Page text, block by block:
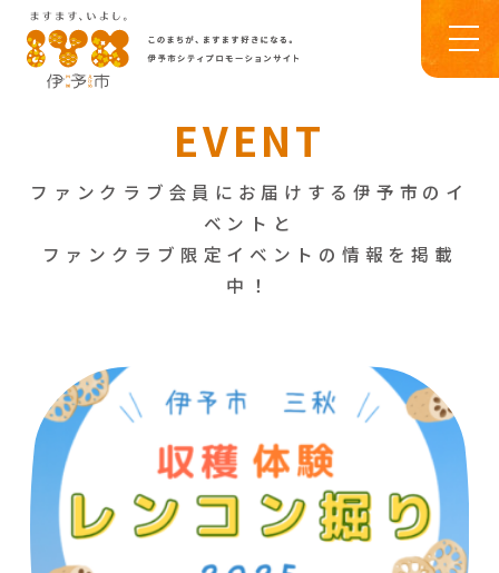
EVENT
ファンクラブ会員にお届けする伊予市のイ
ベントと
ファンクラブ限定イベントの情報を掲載
中！